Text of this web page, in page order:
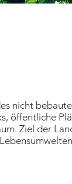
nicht
öffentliche
Ziel der